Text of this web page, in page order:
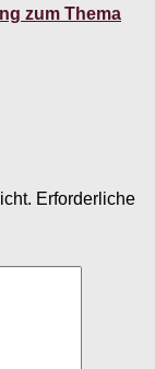
zum Thema
Erforderliche